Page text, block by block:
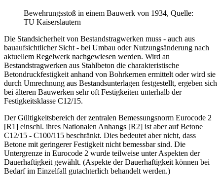
Bewehrungsstoß in einem Bauwerk von 1934, Quelle:
TU Kaiserslautern
Die Standsicherheit von Bestandstragwerken muss - auch aus
bauaufsichtlicher Sicht - bei Umbau oder Nutzungsänderung nach
aktuellem Regelwerk nachgewiesen werden. Wird an
Bestandstragwerken aus Stahlbeton die charakteristische
Betondruckfestigkeit anhand von Bohrkernen ermittelt oder wird sie
durch Umrechnung aus Bestandsunterlagen festgestellt, ergeben sich
bei älteren Bauwerken sehr oft Festigkeiten unterhalb der
Festigkeitsklasse C12/15.
Der Gültigkeitsbereich der zentralen Bemessungsnorm Eurocode 2
[R1] einschl. ihres Nationalen Anhangs [R2] ist aber auf Betone
C12/15 - C100/115 beschränkt. Dies bedeutet aber nicht, dass
Betone mit geringerer Festigkeit nicht bemessbar sind. Die
Untergrenze in Eurocode 2 wurde teilweise unter Aspekten der
Dauerhaftigkeit gewählt. (Aspekte der Dauerhaftigkeit können bei
Bedarf im Einzelfall gutachterlich behandelt werden.)